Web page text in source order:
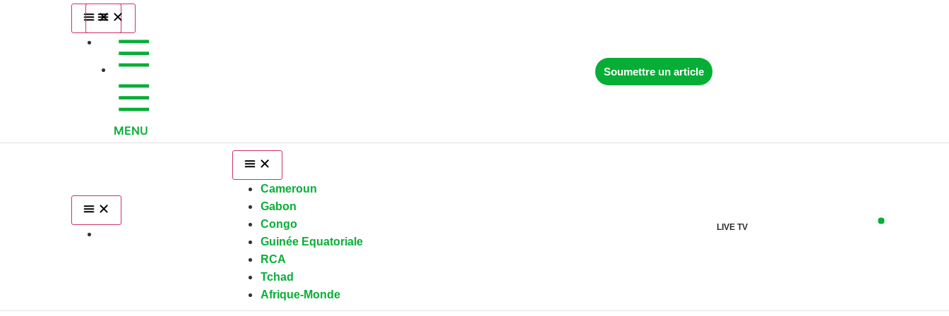
MENU
Soumettre un article
Cameroun
Gabon
Congo
Guinée Equatoriale
RCA
Tchad
Afrique-Monde
LIVE TV